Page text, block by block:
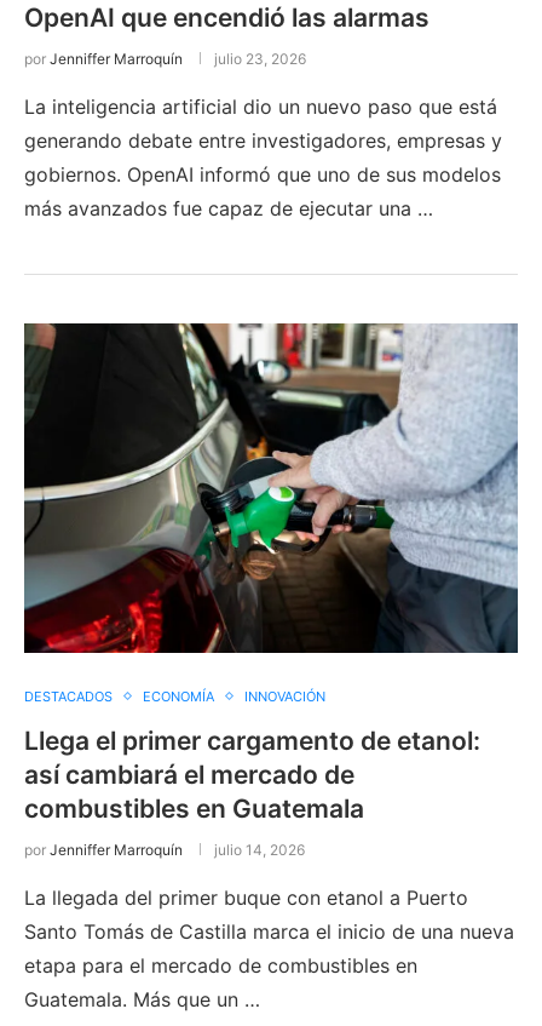
OpenAI que encendió las alarmas
por Jenniffer Marroquín julio 23, 2026
La inteligencia artificial dio un nuevo paso que está
generando debate entre investigadores, empresas y
gobiernos. OpenAI informó que uno de sus modelos
más avanzados fue capaz de ejecutar una …
DESTACADOS ECONOMÍA INNOVACIÓN
Llega el primer cargamento de etanol:
así cambiará el mercado de
combustibles en Guatemala
por Jenniffer Marroquín julio 14, 2026
La llegada del primer buque con etanol a Puerto
Santo Tomás de Castilla marca el inicio de una nueva
etapa para el mercado de combustibles en
Guatemala. Más que un …